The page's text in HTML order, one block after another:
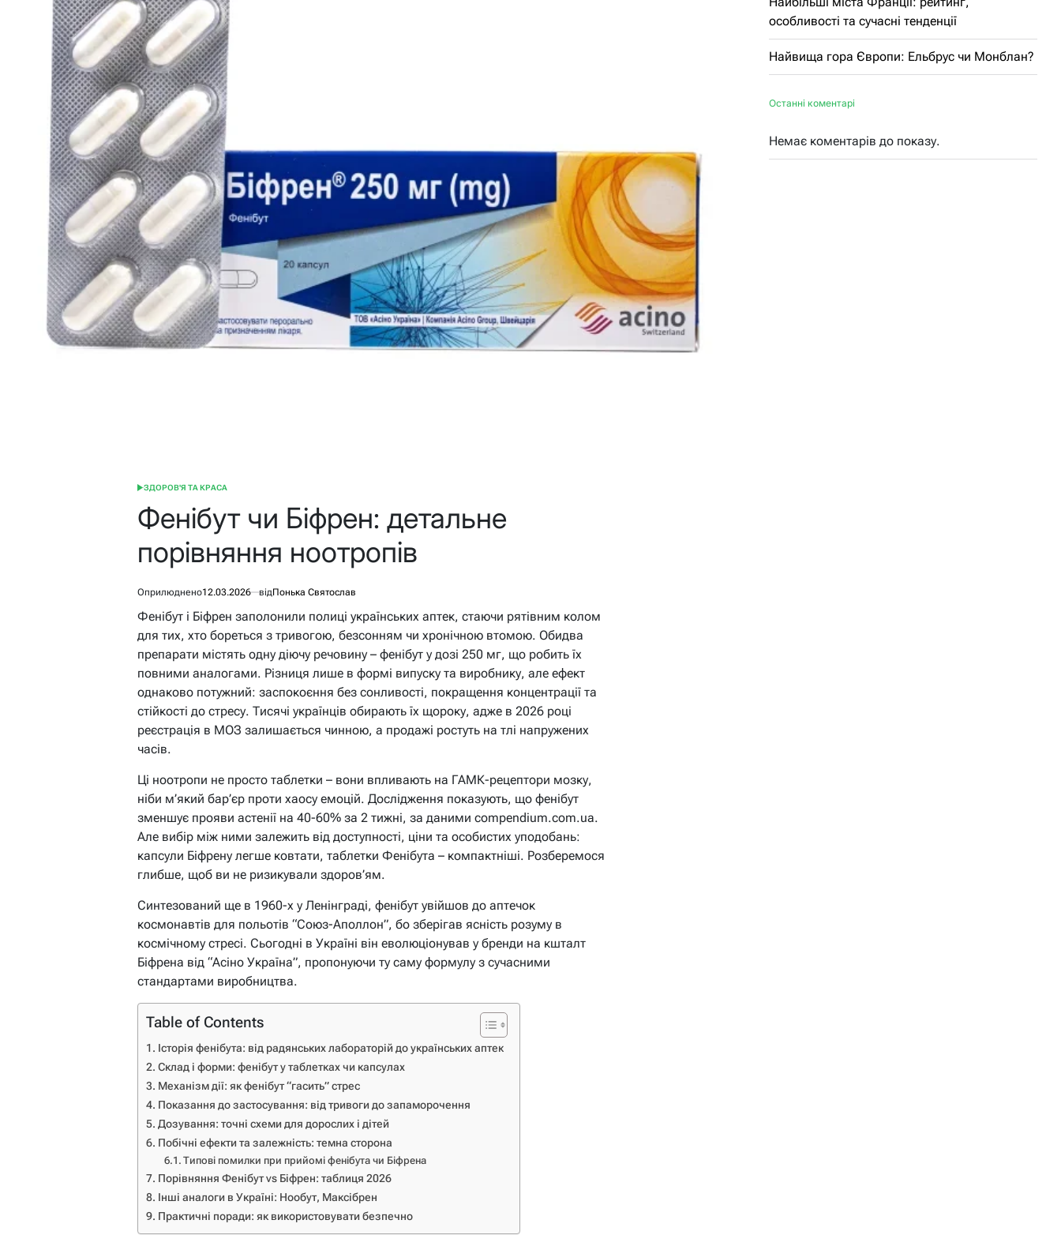
ОПУБЛІКУВАТИ
ЗДОРОВ'Я ТА КРАСА
Фенібут чи Біфрен: детальне
порівняння ноотропів
Оприлюднено12.03.2026 відПонька Святослав
Фенібут і Біфрен заполонили полиці українських аптек, стаючи рятівним колом
для тих, хто бореться з тривогою, безсонням чи хронічною втомою. Обидва
препарати містять одну діючу речовину – фенібут у дозі 250 мг, що робить їх
повними аналогами. Різниця лише в формі випуску та виробнику, але ефект
однаково потужний: заспокоєння без сонливості, покращення концентрації та
стійкості до стресу. Тисячі українців обирають їх щороку, адже в 2026 році
реєстрація в МОЗ залишається чинною, а продажі ростуть на тлі напружених
часів.
Ці ноотропи не просто таблетки – вони впливають на ГАМК-рецептори мозку,
ніби м’який бар’єр проти хаосу емоцій. Дослідження показують, що фенібут
зменшує прояви астенії на 40-60% за 2 тижні, за даними compendium.com.ua.
Але вибір між ними залежить від доступності, ціни та особистих уподобань:
капсули Біфрену легше ковтати, таблетки Фенібута – компактніші. Розберемося
глибше, щоб ви не ризикували здоров’ям.
Синтезований ще в 1960-х у Ленінграді, фенібут увійшов до аптечок
космонавтів для польотів “Союз-Аполлон”, бо зберігав ясність розуму в
космічному стресі. Сьогодні в Україні він еволюціонував у бренди на кшталт
Біфрена від “Асіно Україна”, пропонуючи ту саму формулу з сучасними
стандартами виробництва.
Table of Contents
Історія фенібута: від радянських лабораторій до українських аптек
Склад і форми: фенібут у таблетках чи капсулах
Механізм дії: як фенібут “гасить” стрес
Показання до застосування: від тривоги до запаморочення
Дозування: точні схеми для дорослих і дітей
Побічні ефекти та залежність: темна сторона
Типові помилки при прийомі фенібута чи Біфрена
Порівняння Фенібут vs Біфрен: таблиця 2026
Інші аналоги в Україні: Нообут, Максібрен
Практичні поради: як використовувати безпечно
особливості та сучасні тенденції
Найвища гора Європи: Ельбрус чи Монблан?
Останні коментарі
Немає коментарів до показу.